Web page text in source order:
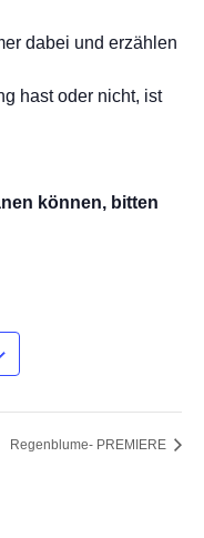
dabei und erzählen
hast oder nicht, ist
können, bitten
Regenblume- PREMIERE